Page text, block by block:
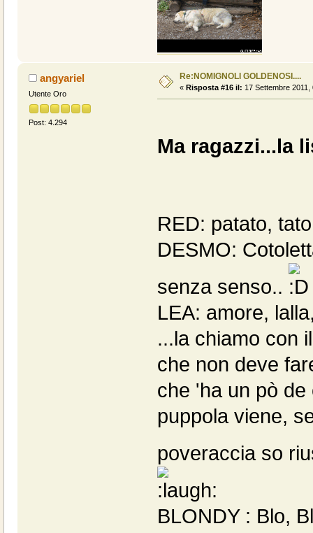
angyariel
Utente Oro
Post: 4.294
Re:NOMIGNOLI GOLDENOSI....
« Risposta #16 il: 17 Settembre 2011,
Ma ragazzi...la
RED: patato,
DESMO:
senza senso..
LEA: amore,
...la chiamo con
che non deve
che 'ha un pò
puppola viene,
poveraccia so
BLONDY : Blo,